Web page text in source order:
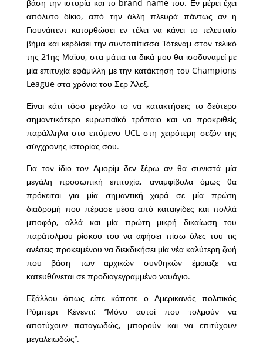
βάση την ιστορία και το brand name του. Εν μέρει έχει
απόλυτο δίκιο, από την άλλη πλευρά πάντως αν η
Γιουνάιτεντ κατορθώσει εν τέλει να κάνει το τελευταίο
βήμα και κερδίσει την συντοπίτισσα Τότεναμ στον τελικό
της 21ης Μαΐου, στα μάτια τα δικά μου θα ισοδυναμεί με
μία επιτυχία εφάμιλλη με την κατάκτηση του Champions
League στα χρόνια του Σερ Άλεξ.
Είναι κάτι τόσο μεγάλο το να κατακτήσεις το δεύτερο
σημαντικότερο ευρωπαϊκό τρόπαιο και να προκριθείς
παράλληλα στο επόμενο UCL στη χειρότερη σεζόν της
σύγχρονης ιστορίας σου.
Για τον ίδιο τον Αμορίμ δεν ξέρω αν θα συνιστά μία
μεγάλη προσωπική επιτυχία, αναμφίβολα όμως θα
πρόκειται για μία σημαντική χαρά σε μία πρώτη
διαδρομή που πέρασε μέσα από καταιγίδες και πολλά
μποφόρ, αλλά και μία πρώτη μικρή δικαίωση του
παράτολμου ρίσκου του να αφήσει πίσω όλες του τις
ανέσεις προκειμένου να διεκδικήσει μία νέα καλύτερη ζωή
που βάση των αρχικών συνθηκών έμοιαζε να
κατευθύνεται σε προδιαγεγραμμένο ναυάγιο.
Εξάλλου όπως είπε κάποτε ο Αμερικανός πολιτικός
Ρόμπερτ Κένεντι: ‘’Μόνο αυτοί που τολμούν να
αποτύχουν παταγωδώς, μπορούν και να επιτύχουν
μεγαλειωδώς’’.